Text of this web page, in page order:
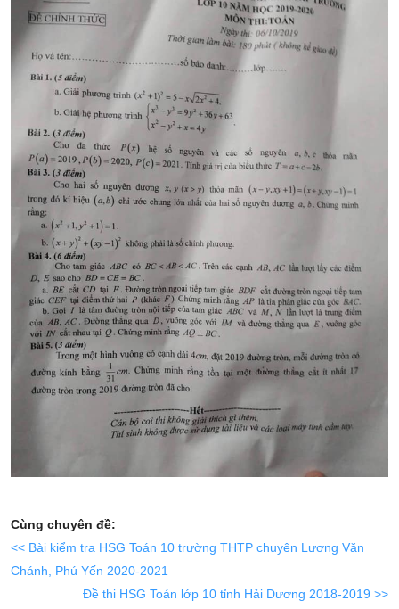
Cùng chuyên đề:
<< Bài kiểm tra HSG Toán 10 trường THTP chuyên Lương Văn
Chánh, Phú Yến 2020-2021
Đề thi HSG Toán lớp 10 tỉnh Hải Dương 2018-2019 >>